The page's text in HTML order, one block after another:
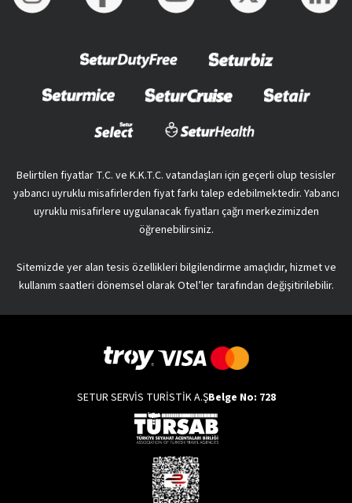
Belirtilen fiyatlar T.C. ve K.K.T.C. vatandaşları için geçerli olup tesisler
yabancı uyruklu misafirlerden fiyat farkı talep edebilmektedir. Yabancı
uyruklu misafirlere uygulanacak fiyatları çağrı merkezimizden
öğrenebilirsiniz.
Sitemizde yer alan tesis özellikleri bilgilendirme amaçlıdır, hizmet ve
kullanım saatleri dönemsel olarak Otel’ler tarafından değişitirilebilir.
SETUR SERVİS TURİSTİK A.ŞBelge No: 728